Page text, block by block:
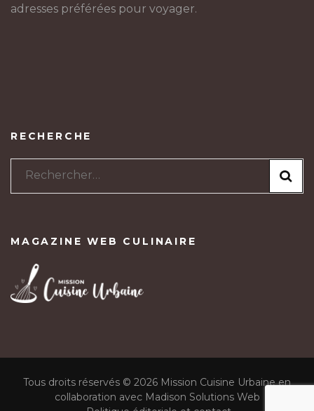
adresses préférées pour voyager.
RECHERCHE
Rechercher :
MAGAZINE WEB CULINAIRE
Tous droits réservés © 2026 Mission Cuisine Urbaine en
collaboration avec Madison Solutions Web